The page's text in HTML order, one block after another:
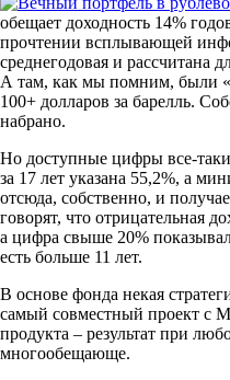
обещает доходность 14%
прочтении всплывающей
среднегодовая и рассчитана
А там, как мы помним, были
100+ долларов за барелль.
набрано.
Но доступные цифры все-
за 17 лет указана 55,2%, а
отсюда, собственно, и
говорят, что отрицательная
а цифра свыше 20%
есть больше 11 лет.
В основе фонда некая
самый совместный проект с
продукта – результат при
многообещающе.